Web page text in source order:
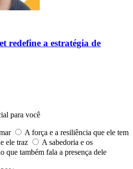
redefine a estratégia de
para você
A força e a resiliência que ele tem
ele traz
A sabedoria e os
que também fala a presença dele